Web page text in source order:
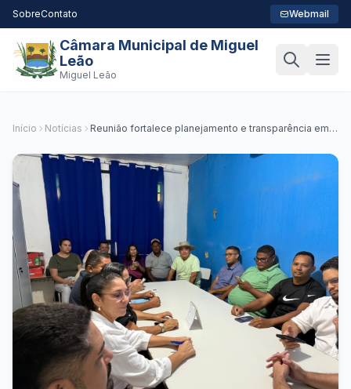
SobreContato Webmail
Câmara Municipal de Miguel
Leão
Miguel Leão
Início Notícias
Reunião fortalece planejamento e transparência em